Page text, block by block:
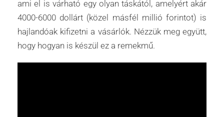
ami el is várható egy olyan táskától, amelyért akár
4000-6000 dollárt (közel másfél millió forintot) is
hajlandóak kifizetni a vásárlók. Nézzük meg együtt,
hogy hogyan is készül ez a remekmű.